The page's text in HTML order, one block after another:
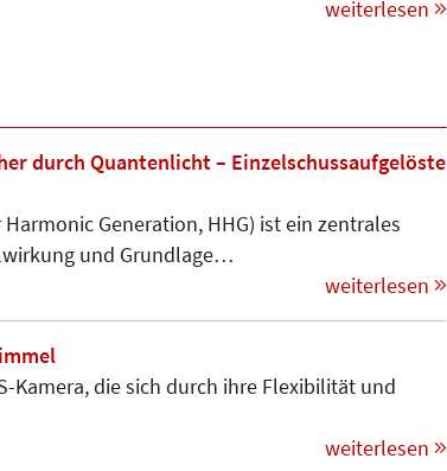
weiterlesen
durch Quantenlicht – Einzelschussaufgelöste
Generation, HHG) ist ein zentrales
und Grundlage…
weiterlesen
Kamera, die sich durch ihre Flexibilität und
weiterlesen